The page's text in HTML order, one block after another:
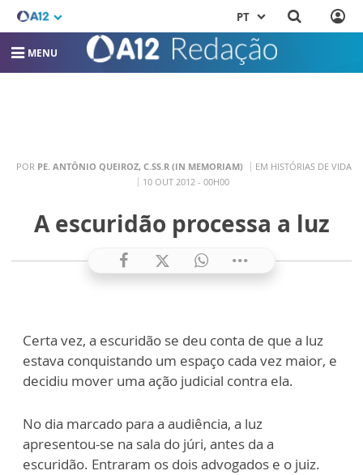
PT
MENU
POR PE. ANTÔNIO QUEIROZ, C.SS.R (IN MEMORIAM)
EM HISTÓRIAS DE VIDA
10 OUT 2012 - 00H00
A escuridão processa a luz
Certa vez, a escuridão se deu conta de que a luz
estava conquistando um espaço cada vez maior, e
decidiu mover uma ação judicial contra ela.
No dia marcado para a audiência, a luz
apresentou-se na sala do júri, antes da a
escuridão. Entraram os dois advogados e o juiz.